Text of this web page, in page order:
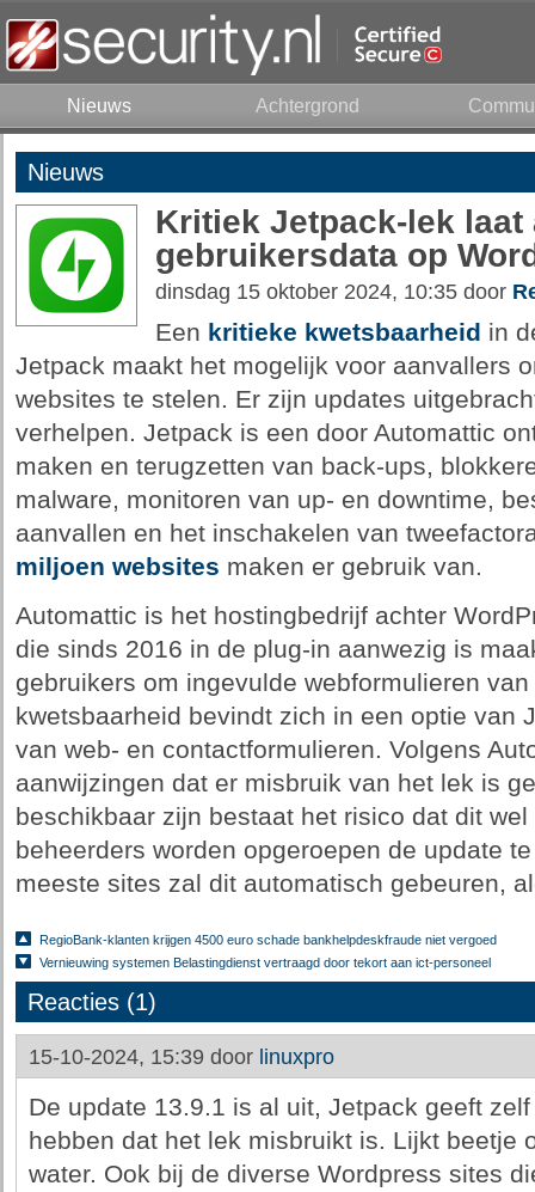
Nieuws Achtergrond
Nieuws
Kritiek Jetpack-lek laat
gebruikersdata op
dinsdag 15 oktober 2024, 10:35 door
Een kritieke kwetsbaarheid in
Jetpack maakt het mogelijk voor aanvallers
websites te stelen. Er zijn updates
verhelpen. Jetpack is een door Automattic
maken en terugzetten van back-ups,
malware, monitoren van up- en downtime,
aanvallen en het inschakelen van
miljoen websites maken er gebruik van.
Automattic is het hostingbedrijf achter
die sinds 2016 in de plug-in aanwezig is
gebruikers om ingevulde webformulieren
kwetsbaarheid bevindt zich in een optie van
van web- en contactformulieren. Volgens
aanwijzingen dat er misbruik van het lek is
beschikbaar zijn bestaat het risico dat dit
beheerders worden opgeroepen de update
meeste sites zal dit automatisch gebeuren,
RegioBank-klanten krijgen 4500 euro schade bankhelpdeskfraude niet vergoed
Vernieuwing systemen Belastingdienst vertraagd door tekort aan ict-personeel
Reacties (1)
15-10-2024, 15:39 door linuxpro
De update 13.9.1 is al uit, Jetpack geeft
hebben dat het lek misbruikt is. Lijkt beetje
water. Ook bij de diverse Wordpress sites